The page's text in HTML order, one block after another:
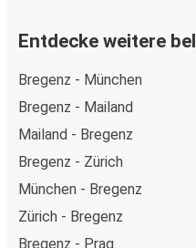
Entdecke weitere
Bregenz - München
Bregenz - Mailand
Mailand - Bregenz
Bregenz - Zürich
München - Bregenz
Zürich - Bregenz
Bregenz - Prag